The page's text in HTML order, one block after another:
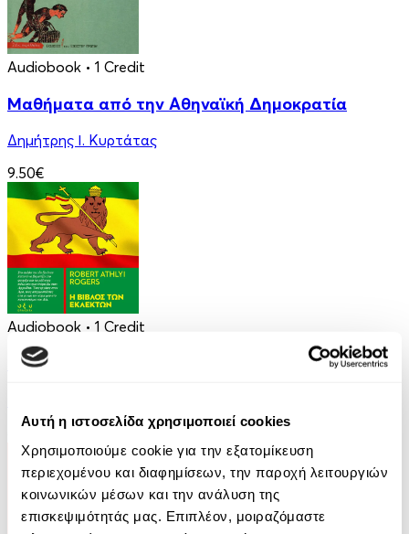
Αυτή η ιστοσελίδα χρησιμοποιεί cookies
Χρησιμοποιούμε cookie για την εξατομίκευση
περιεχομένου και διαφημίσεων, την παροχή λειτουργιών
κοινωνικών μέσων και την ανάλυση της
επισκεψιμότητάς μας. Επιπλέον, μοιραζόμαστε
Audiobook • 1 Credit
Μαθήματα από την Αθηναϊκή Δημοκρατία
Δημήτρης Ι. Κυρτάτας
9.50€
Audiobook • 1 Credit
Η Βίβλος των Εκλεκτών